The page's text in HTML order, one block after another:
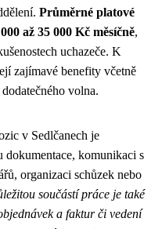
Průměrné platové
až 35 000 Kč měsíčně,
uchazeče. K
zajímavé benefity včetně
volna.
v Sedlčanech je
dokumentace, komunikaci s
organizaci schůzek nebo
součástí práce je také
a faktur či vedení